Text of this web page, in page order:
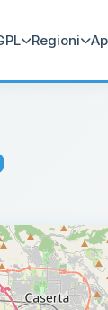
Regioni